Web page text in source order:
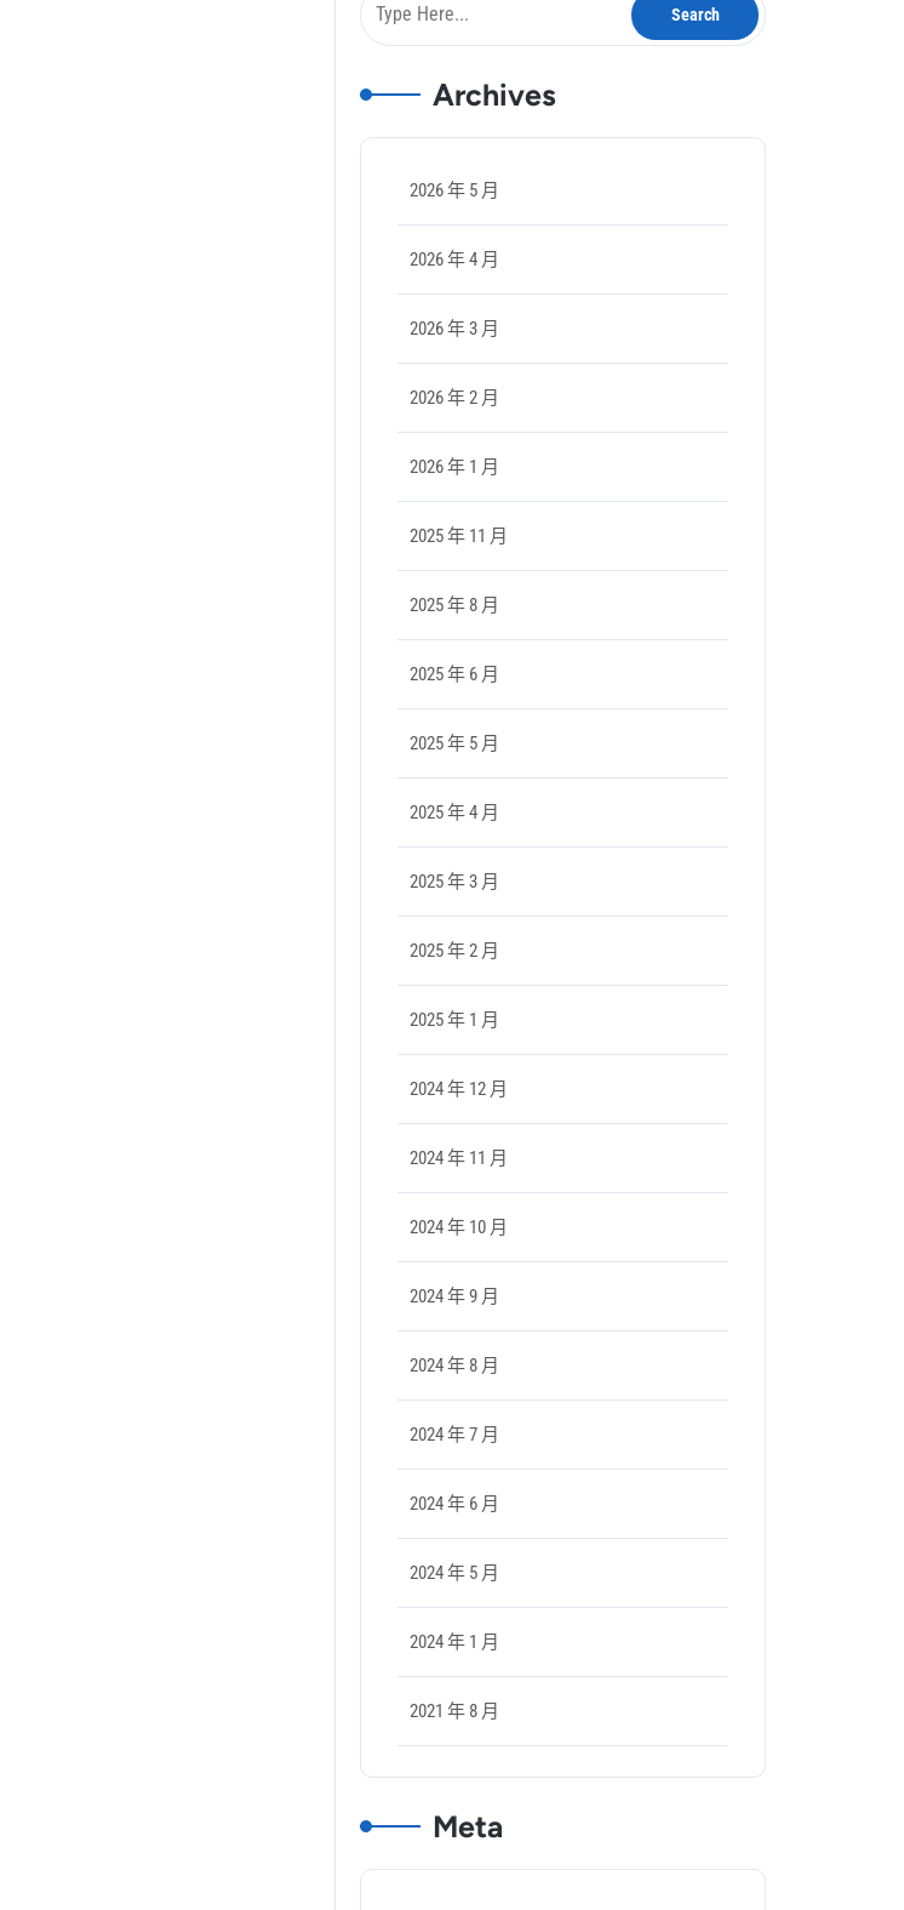
Archives
2026 年 5 月
2026 年 4 月
2026 年 3 月
2026 年 2 月
2026 年 1 月
2025 年 11 月
2025 年 8 月
2025 年 6 月
2025 年 5 月
2025 年 4 月
2025 年 3 月
2025 年 2 月
2025 年 1 月
2024 年 12 月
2024 年 11 月
2024 年 10 月
2024 年 9 月
2024 年 8 月
2024 年 7 月
2024 年 6 月
2024 年 5 月
2024 年 1 月
2021 年 8 月
Meta